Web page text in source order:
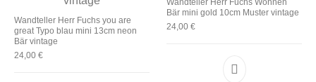
Gutscheine
Wandteller Herr Fuchs you are
great Typo blau mini 13cm neon
Bär vintage
24,00 €
Wandteller Herr Fuchs Wohnen
Bär mini gold 10cm Muster vintage
24,00 €